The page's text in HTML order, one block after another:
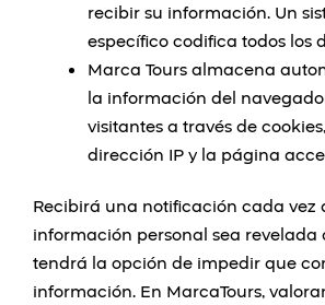
recibir su información. Un
específico codifica todos los
Marca Tours almacena
la información del
visitantes a través de
dirección IP y la página
Recibirá una notificación cada vez
información personal sea revelada
tendrá la opción de impedir que
información. En MarcaTours,